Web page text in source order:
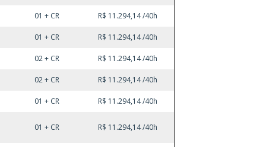
01 + CR R$ 11.294,14 /40h
01 + CR R$ 11.294,14 /40h
02 + CR R$ 11.294,14 /40h
02 + CR R$ 11.294,14 /40h
01 + CR R$ 11.294,14 /40h
01 + CR R$ 11.294,14 /40h